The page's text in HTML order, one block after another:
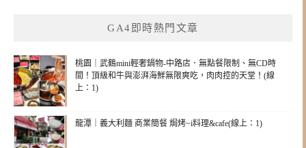
GA4即時熱門文章
桃園｜武鶴mini輕奢鍋物-中路店．無點餐限制、無CD時
間！頂級和牛與澎湃海鮮無限爽吃，肉肉控的天堂！(線
上：1)
龍潭｜義大利麵 商業簡餐 焗烤~i料理&cafe(線上：1)